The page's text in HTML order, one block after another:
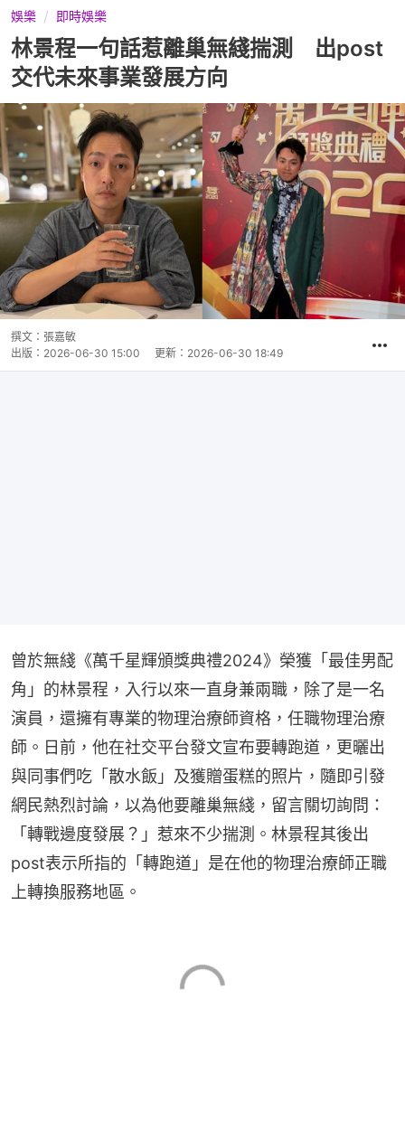
娛樂 即時娛樂
林景程一句話惹離巢無綫揣測 出post
交代未來事業發展方向
撰文： 張嘉敏
出版： 2026-06-30 15:00 更新： 2026-06-30 18:49
曾於無綫《萬千星輝頒獎典禮2024》榮獲「最佳男配
角」的林景程，入行以來一直身兼兩職，除了是一名
演員，還擁有專業的物理治療師資格，任職物理治療
師。日前，他在社交平台發文宣布要轉跑道，更曬出
與同事們吃「散水飯」及獲贈蛋糕的照片，隨即引發
網民熱烈討論，以為他要離巢無綫，留言關切詢問：
「轉戰邊度發展？」惹來不少揣測。林景程其後出
post表示所指的「轉跑道」是在他的物理治療師正職
上轉換服務地區。